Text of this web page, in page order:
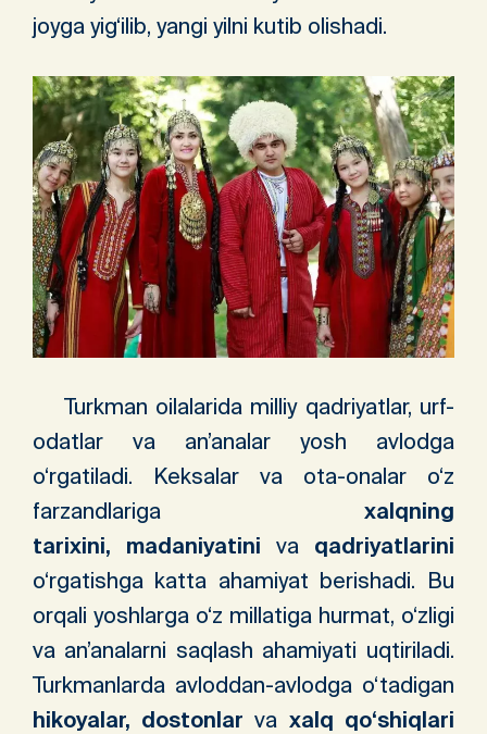
joyga yig‘ilib, yangi yilni kutib olishadi.
Turkman oilalarida milliy qadriyatlar, urf-
odatlar va an’analar yosh avlodga
o‘rgatiladi. Keksalar va ota-onalar o‘z
farzandlariga xalqning
tarixini,
madaniyatini va qadriyatlarini
o‘rgatishga katta ahamiyat berishadi. Bu
orqali yoshlarga o‘z millatiga hurmat, o‘zligi
va an’analarni saqlash ahamiyati uqtiriladi.
Turkmanlarda avloddan-avlodga o‘tadigan
hikoyalar, dostonlar va xalq qo‘shiqlari